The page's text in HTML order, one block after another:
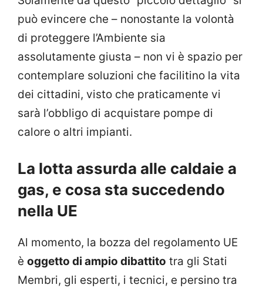
può evincere che – nonostante la volontà
di proteggere l’Ambiente sia
assolutamente giusta – non vi è spazio per
contemplare soluzioni che facilitino la vita
dei cittadini, visto che praticamente vi
sarà l’obbligo di acquistare pompe di
calore o altri impianti.
La lotta assurda alle caldaie a
gas, e cosa sta succedendo
nella UE
Al momento, la bozza del regolamento UE
è oggetto di ampio dibattito tra gli Stati
Membri, gli esperti, i tecnici, e persino tra